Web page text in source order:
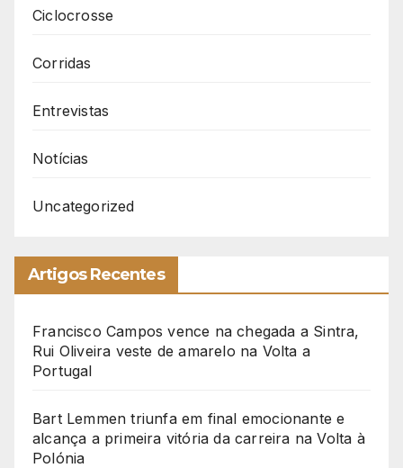
Ciclocrosse
Corridas
Entrevistas
Notícias
Uncategorized
Artigos Recentes
Francisco Campos vence na chegada a Sintra,
Rui Oliveira veste de amarelo na Volta a
Portugal
Bart Lemmen triunfa em final emocionante e
alcança a primeira vitória da carreira na Volta à
Polónia